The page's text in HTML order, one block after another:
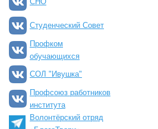
Студенческий Совет
Профком
обучающихся
СОЛ "Ивушка"
Профсоюз работников
института
Волонтёрский отряд